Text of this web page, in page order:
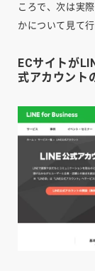
ころで、次は実
かについて見て行
ECサイトが
式アカウント